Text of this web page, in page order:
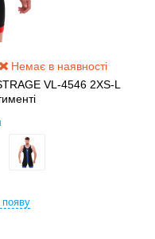
Немає в наявності
VL-4546 2XS-L
появу